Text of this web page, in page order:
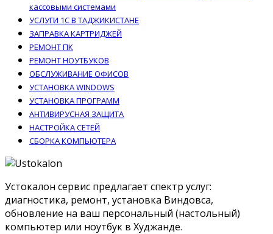
кассовыми системами
УСЛУГИ 1С В ТАДЖИКИСТАНЕ
ЗАПРАВКА КАРТРИДЖЕЙ
РЕМОНТ ПК
РЕМОНТ НОУТБУКОВ
ОБСЛУЖИВАНИЕ ОФИСОВ
УСТАНОВКА WINDOWS
УСТАНОВКА ПРОГРАММ
АНТИВИРУСНАЯ ЗАЩИТА
НАСТРОЙКА СЕТЕЙ
СБОРКА КОМПЬЮТЕРА
Устокалон сервис предлагает спектр услуг:
диагностика, ремонт, установка Виндовса,
обновление на ваш персональный (настольный)
компьютер или ноутбук в Худжанде.